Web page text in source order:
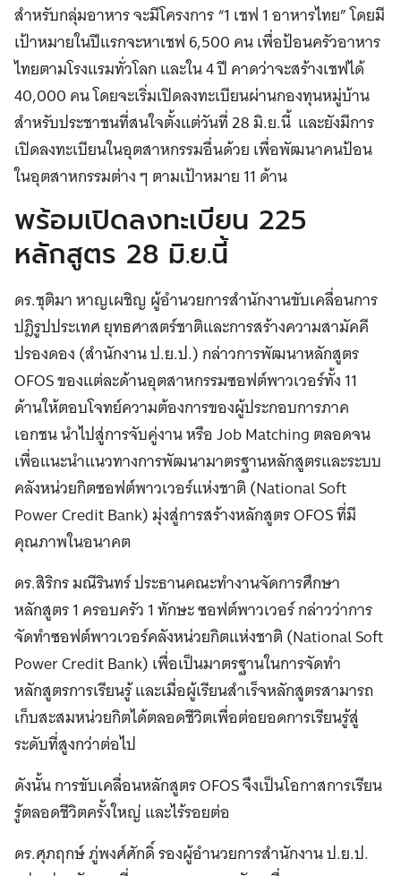
สำหรับกลุ่มอาหาร จะมีโครงการ “1 เชฟ 1 อาหารไทย” โดยมี
เป้าหมายในปีแรกจะหาเชฟ 6,500 คน เพื่อป้อนครัวอาหาร
ไทยตามโรงแรมทั่วโลก และใน 4 ปี คาดว่าจะสร้างเชฟได้
40,000 คน โดยจะเริ่มเปิดลงทะเบียนผ่านกองทุนหมู่บ้าน
สำหรับประชาชนที่สนใจตั้งแต่วันที่ 28 มิ.ย.นี้ และยังมีการ
เปิดลงทะเบียนในอุตสาหกรรมอื่นด้วย เพื่อพัฒนาคนป้อน
ในอุตสาหกรรมต่าง ๆ ตามเป้าหมาย 11 ด้าน
พร้อมเปิดลงทะเบียน 225
หลักสูตร 28 มิ.ย.นี้
ดร.ชุติมา หาญเผชิญ ผู้อำนวยการสำนักงานขับเคลื่อนการ
ปฎิรูปประเทศ ยุทธศาสตร์ชาติและการสร้างความสามัคคี
ปรองดอง (สำนักงาน ป.ย.ป.) กล่าวการพัฒนาหลักสูตร
OFOS ของแต่ละด้านอุตสาหกรรมซอฟต์พาวเวอร์ทั้ง 11
ด้านให้ตอบโจทย์ความต้องการของผู้ประกอบการภาค
เอกชน นำไปสู่การจับคู่งาน หรือ Job Matching ตลอดจน
เพื่อแนะนำแนวทางการพัฒนามาตรฐานหลักสูตรและระบบ
คลังหน่วยกิตซอฟต์พาวเวอร์แห่งชาติ (National Soft
Power Credit Bank) มุ่งสู่การสร้างหลักสูตร OFOS ที่มี
คุณภาพในอนาคต
ดร.สิริกร มณีรินทร์ ประธานคณะทำงานจัดการศึกษา
หลักสูตร 1 ครอบครัว 1 ทักษะ ซอฟต์พาวเวอร์ กล่าวว่าการ
จัดทำซอฟต์พาวเวอร์คลังหน่วยกิตแห่งชาติ (National Soft
Power Credit Bank) เพื่อเป็นมาตรฐานในการจัดทำ
หลักสูตรการเรียนรู้ และเมื่อผู้เรียนสำเร็จหลักสูตรสามารถ
เก็บสะสมหน่วยกิตได้ตลอดชีวิตเพื่อต่อยอดการเรียนรู้สู่
ระดับที่สูงกว่าต่อไป
ดังนั้น การขับเคลื่อนหลักสูตร OFOS จึงเป็นโอกาสการเรียน
รู้ตลอดชีวิตครั้งใหญ่ และไร้รอยต่อ
ดร.ศุภฤกษ์ ภู่พงศ์ศักดิ์ รองผู้อำนวยการสำนักงาน ป.ย.ป.